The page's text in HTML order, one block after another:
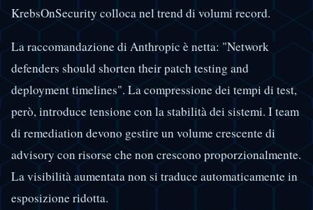
KrebsOnSecurity colloca nel trend di volumi record.
La raccomandazione di Anthropic è netta: "Network
defenders should shorten their patch testing and
deployment timelines". La compressione dei tempi di test,
però, introduce tensione con la stabilità dei sistemi. I team
di remediation devono gestire un volume crescente di
advisory con risorse che non crescono proporzionalmente.
La visibilità aumentata non si traduce automaticamente in
esposizione ridotta.